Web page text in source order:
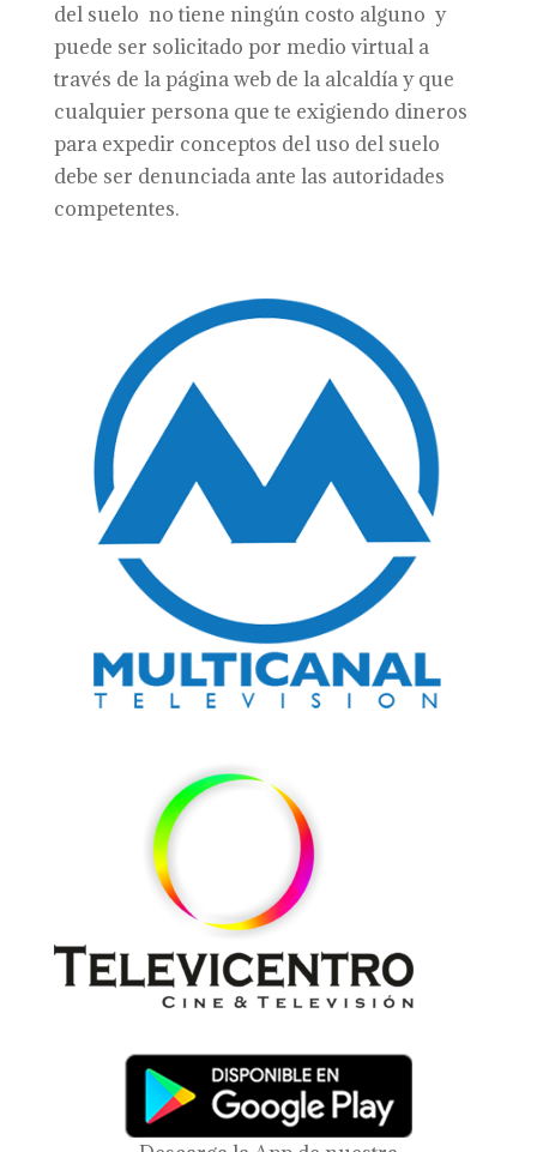
del suelo no tiene ningún costo alguno y
puede ser solicitado por medio virtual a
través de la página web de la alcaldía y que
cualquier persona que te exigiendo dineros
para expedir conceptos del uso del suelo
debe ser denunciada ante las autoridades
competentes.